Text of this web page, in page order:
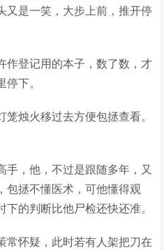
又是一笑，大步上前，推开停
作登记用的本子，数了数，才
停下。
烛火移过去方便包拯查看。
手，他，不过是跟随多年，又
包拯不懂医术，可他懂得观
的判断比他尸检还快还准。
常怀疑，此时若有人架把刀在